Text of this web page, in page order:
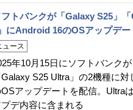
フトバンクが「Galaxy S25」
にAndroid 16のOSアップデー
ュース
年10月15日にソフトバンクが
Galaxy S25 Ultra」の2機種に
アップデートを配信。Ultra
デ内容に含まれる